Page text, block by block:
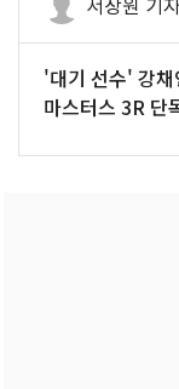
서장원 기
'대기 선수' 강
마스터스 3R 단